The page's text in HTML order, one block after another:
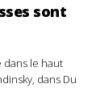
sont
dans le haut
dans Du